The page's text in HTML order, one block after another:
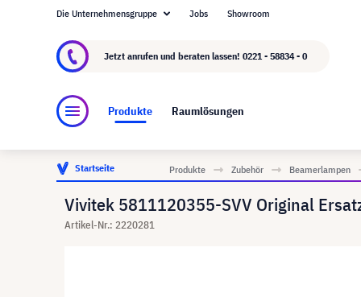
Über visunext.de
Die Unternehmensgruppe Jobs Showroom
Jetzt anrufen und beraten lassen! 0221 - 58834 - 0
Produkte Raumlösungen
Startseite Produkte Zubehör Beamerlampen
Vivitek 5811120355-SVV Original
Artikel-Nr.: 2220281